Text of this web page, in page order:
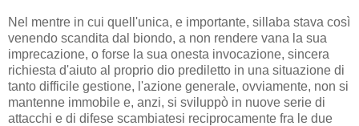
Nel mentre in cui quell'unica, e importante, sillaba stava così
venendo scandita dal biondo, a non rendere vana la sua
imprecazione, o forse la sua onesta invocazione, sincera
richiesta d'aiuto al proprio dio prediletto in una situazione di
tanto difficile gestione, l'azione generale, ovviamente, non si
mantenne immobile e, anzi, si sviluppò in nuove serie di
attacchi e di difese scambiatesi reciprocamente fra le due